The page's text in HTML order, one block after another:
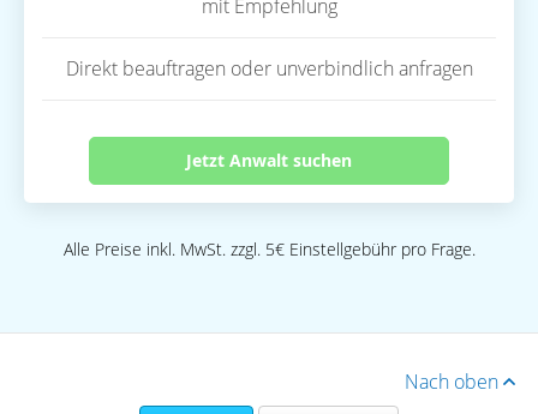
mit Empfehlung
Direkt beauftragen oder unverbindlich anfragen
Jetzt Anwalt suchen
Alle Preise inkl. MwSt. zzgl. 5€ Einstellgebühr pro Frage.
Nach oben